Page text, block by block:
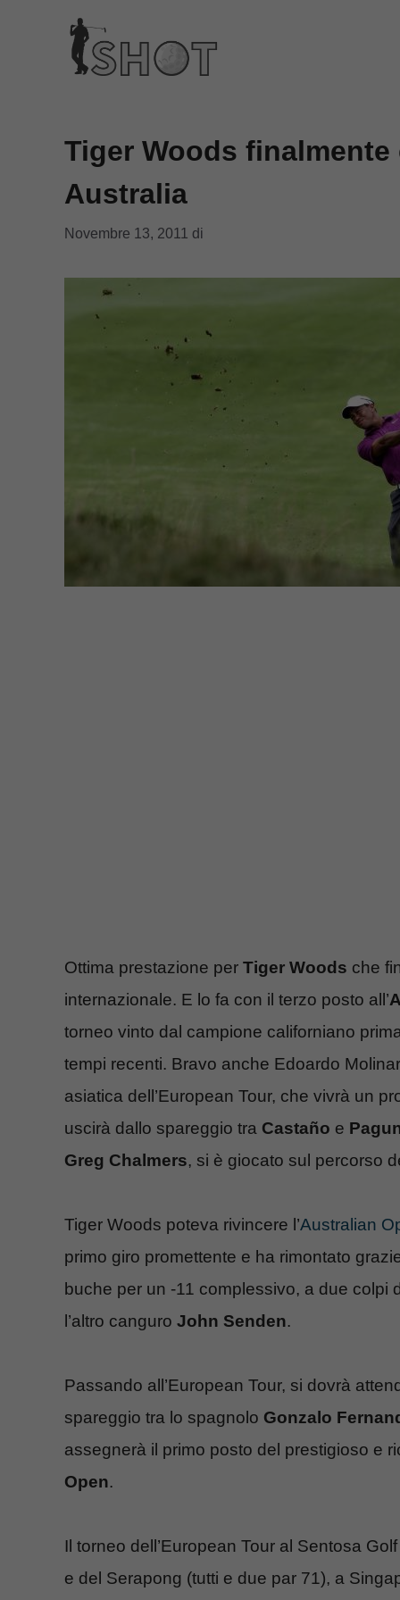
contenuto
Tiger Woods
Australia
Novembre 13, 2011 di
Ottima prestazione per Tiger Woods che
internazionale. E lo fa con il terzo posto all’
torneo vinto dal campione californiano
tempi recenti. Bravo anche Edoardo
asiatica dell’European Tour, che vivrà un
uscirà dallo spareggio tra Castaño e
Greg Chalmers, si è giocato sul percorso
Tiger Woods poteva rivincere l’Australian
primo giro promettente e ha rimontato
buche per un -11 complessivo, a due colpi
l’altro canguro John Senden.
Passando all’European Tour, si dovrà
spareggio tra lo spagnolo Gonzalo
assegnerà il primo posto del prestigioso e
Open.
Il torneo dell’European Tour al Sentosa
e del Serapong (tutti e due par 71), a